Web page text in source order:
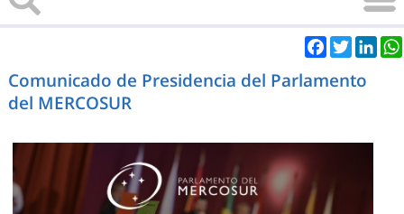
Facebook
Twitter
Comunicado de Presidencia del Parlamento
del MERCOSUR